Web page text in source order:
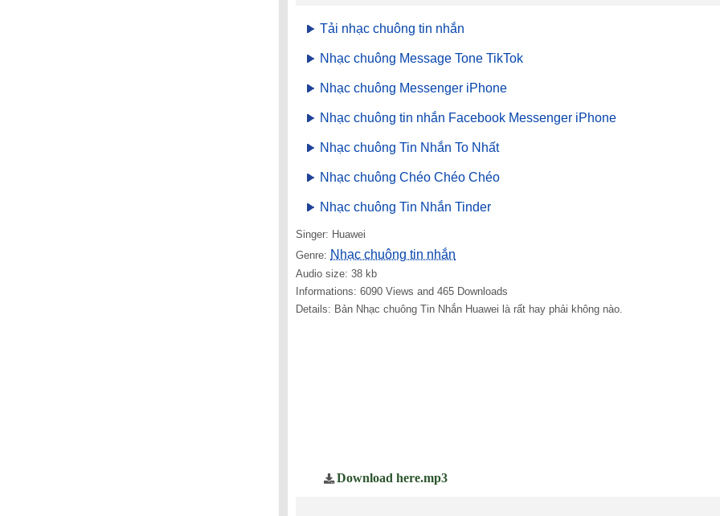
Tải nhạc chuông tin nhắn
Nhạc chuông Message Tone TikTok
Nhạc chuông Messenger iPhone
Nhạc chuông tin nhắn Facebook Messenger iPhone
Nhạc chuông Tin Nhắn To Nhất
Nhạc chuông Chéo Chéo Chéo
Nhạc chuông Tin Nhắn Tinder
Singer: Huawei
Genre: Nhạc chuông tin nhắn
Audio size: 38 kb
Informations: 6090 Views and 465 Downloads
Details: Bản Nhạc chuông Tin Nhắn Huawei là rất hay phải không nào.
Download here.mp3